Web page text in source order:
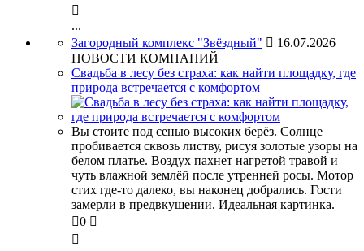

...
Загородный комплекс "Звёздный"  16.07.2026
НОВОСТИ КОМПАНИЙ
Свадьба в лесу без страха: как найти площадку, где
природа встречается с комфортом
Вы стоите под сенью высоких берёз. Солнце
пробивается сквозь листву, рисуя золотые узоры на
белом платье. Воздух пахнет нагретой травой и
чуть влажной землёй после утренней росы. Мотор
стих где-то далеко, вы наконец добрались. Гости
замерли в предвкушении. Идеальная картинка.
0 
